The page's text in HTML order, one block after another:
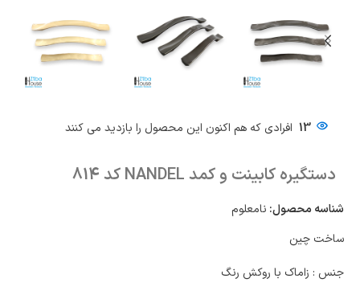
13 افرادی که هم اکنون این محصول را بازدید می کنند
دستگیره کابینت و کمد NANDEL کد 814
شناسه محصول: نامعلوم
ساخت چین
جنس : زاماک با روکش رنگ